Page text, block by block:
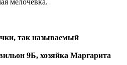
так называемый
9Б, хозяйка Маргарита